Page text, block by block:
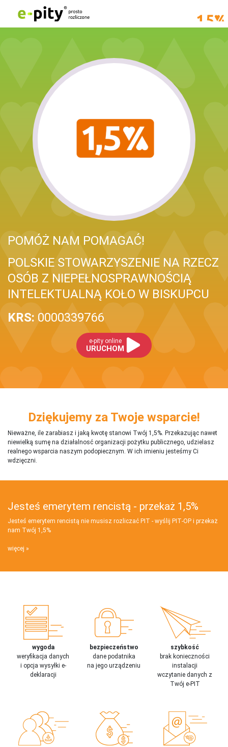
POMÓŻ NAM POMAGAĆ!
POLSKIE STOWARZYSZENIE NA RZECZ
OSÓB Z NIEPEŁNOSPRAWNOŚCIĄ
INTELEKTUALNĄ KOŁO W BISKUPCU
KRS: 0000339766
e-pity online
URUCHOM
Dziękujemy za Twoje wsparcie!
Nieważne, ile zarabiasz i jaką kwotę stanowi Twój 1,5%. Przekazując nawet
niewielką sumę na działalnosć organizacji pożytku publicznego, udzielasz
realnego wsparcia naszym podopiecznym. W ich imieniu jesteśmy Ci
wdzięczni.
Jesteś emerytem rencistą - przekaż 1,5%
Jesteś emerytem rencistą nie musisz rozliczać PIT - wyślij PIT‑OP i przekaż
nam Twój 1,5%
więcej
wygoda
weryfikacja danych
i opcja wysyłki e-
deklaracji
bezpieczeństwo
dane podatnika
na jego urządzeniu
szybkość
brak konieczności
instalacji
wczytanie danych z
Twój e-PIT